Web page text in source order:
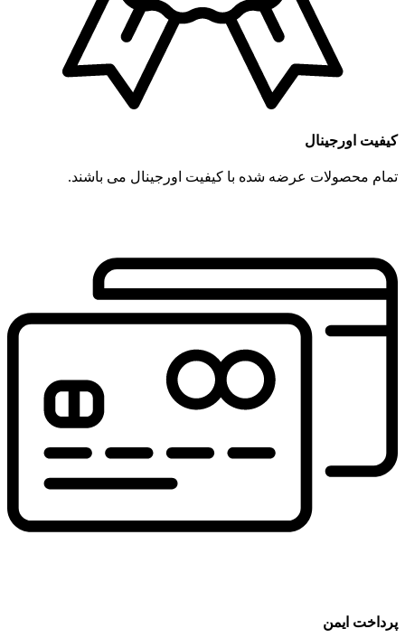
کیفیت اورجینال
تمام محصولات عرضه شده با کیفیت اورجینال می باشند.
پرداخت ایمن